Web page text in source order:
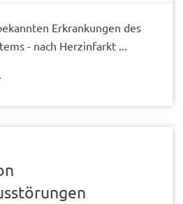
Erkrankungen des
- nach Herzinfarkt ...